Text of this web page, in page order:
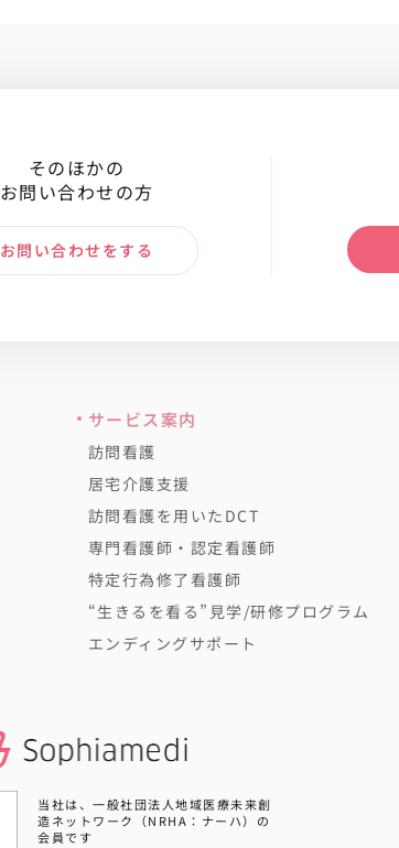
そのほかの
お問い合わせの方
お問い合わせをする
サービス案内
訪問看護
居宅介護支援
訪問看護を用いたDCT
専門看護師・認定看護師
特定行為修了看護師
“生きるを看る”見学/研修プログラム
エンディングサポート
当社は、一般社団法人地域医療未来創
造ネットワーク（NRHA：ナーハ）の
会員です